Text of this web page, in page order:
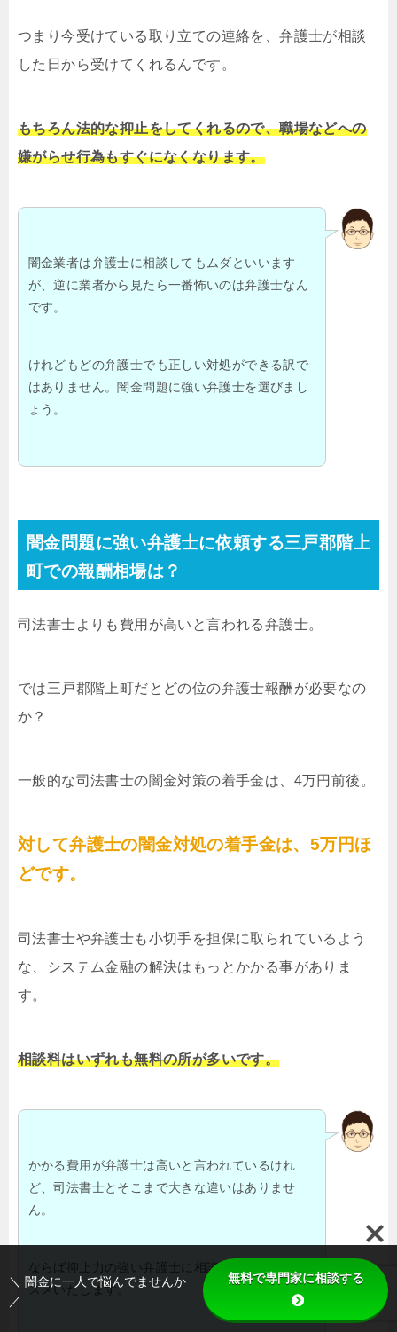
つまり今受けている取り立ての連絡を、弁護士が相談
した日から受けてくれるんです。
もちろん法的な抑止をしてくれるので、職場などへの
嫌がらせ行為もすぐになくなります。
闇金業者は弁護士に相談してもムダといいます
が、逆に業者から見たら一番怖いのは弁護士なん
です。
けれどもどの弁護士でも正しい対処ができる訳で
はありません。闇金問題に強い弁護士を選びまし
ょう。
闇金問題に強い弁護士に依頼する三戸郡階上
町での報酬相場は？
司法書士よりも費用が高いと言われる弁護士。
では三戸郡階上町だとどの位の弁護士報酬が必要なの
か？
一般的な司法書士の闇金対策の着手金は、4万円前後。
対して弁護士の闇金対処の着手金は、5万円ほ
どです。
司法書士や弁護士も小切手を担保に取られているよう
な、システム金融の解決はもっとかかる事がありま
す。
相談料はいずれも無料の所が多いです。
かかる費用が弁護士は高いと言われているけれ
ど、司法書士とそこまで大きな違いはありませ
ん。
ならば抑止力の強い弁護士に相談される事をおス
スメいたします。
＼ 闇金に一人で悩んでませんか
／
無料で専門家に相談する